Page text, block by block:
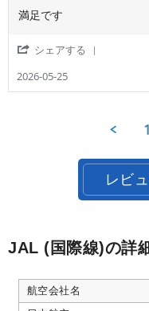
に
は
適
っ
た
Review
ご
利
者
様
review
満
足
す
満足です
シェアする
by
用
様
on
25
May
2026-05-25
1
レビ
JAL (国際線)の詳
航空会社名